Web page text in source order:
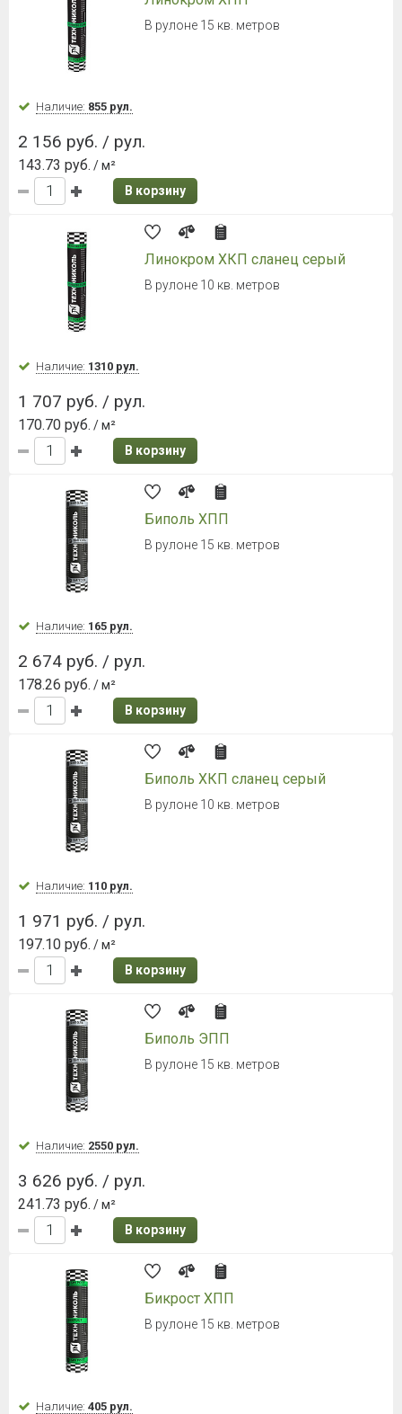
В рулоне 15 кв. метров
Наличие: 855 рул.
2 156 руб. / рул.
143.73 руб. / м²
В корзину
Линокром ХКП сланец серый
В рулоне 10 кв. метров
Наличие: 1310 рул.
1 707 руб. / рул.
170.70 руб. / м²
В корзину
Биполь ХПП
В рулоне 15 кв. метров
Наличие: 165 рул.
2 674 руб. / рул.
178.26 руб. / м²
В корзину
Биполь ХКП сланец серый
В рулоне 10 кв. метров
Наличие: 110 рул.
1 971 руб. / рул.
197.10 руб. / м²
В корзину
Биполь ЭПП
В рулоне 15 кв. метров
Наличие: 2550 рул.
3 626 руб. / рул.
241.73 руб. / м²
В корзину
Бикрост ХПП
В рулоне 15 кв. метров
Наличие: 405 рул.